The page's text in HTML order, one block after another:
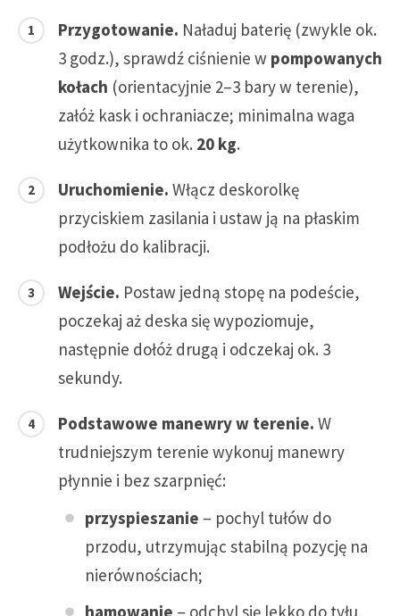
Przygotowanie. Naładuj baterię (zwykle ok.
3 godz.), sprawdź ciśnienie w pompowanych
kołach (orientacyjnie 2–3 bary w terenie),
załóż kask i ochraniacze; minimalna waga
użytkownika to ok. 20 kg.
Uruchomienie. Włącz deskorolkę
przyciskiem zasilania i ustaw ją na płaskim
podłożu do kalibracji.
Wejście. Postaw jedną stopę na podeście,
poczekaj aż deska się wypoziomuje,
następnie dołóż drugą i odczekaj ok. 3
sekundy.
Podstawowe manewry w terenie. W
trudniejszym terenie wykonuj manewry
płynnie i bez szarpnięć:
przyspieszanie – pochyl tułów do
przodu, utrzymując stabilną pozycję na
nierównościach;